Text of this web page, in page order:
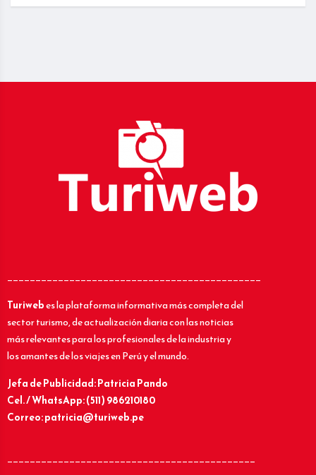
_____________________________________________
Turiwebes la plataforma informativa más completa del
sector turismo, de actualización diaria con las noticias
más relevantes para los profesionales de la industria y
los amantes de los viajes en Perú y el mundo.
Jefa de Publicidad: Patricia Pando
Cel. / WhatsApp: (511) 986210180
Correo: patricia@turiweb.pe
____________________________________________